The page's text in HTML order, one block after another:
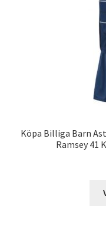
Köpa Billiga Barn
Ramsey 41